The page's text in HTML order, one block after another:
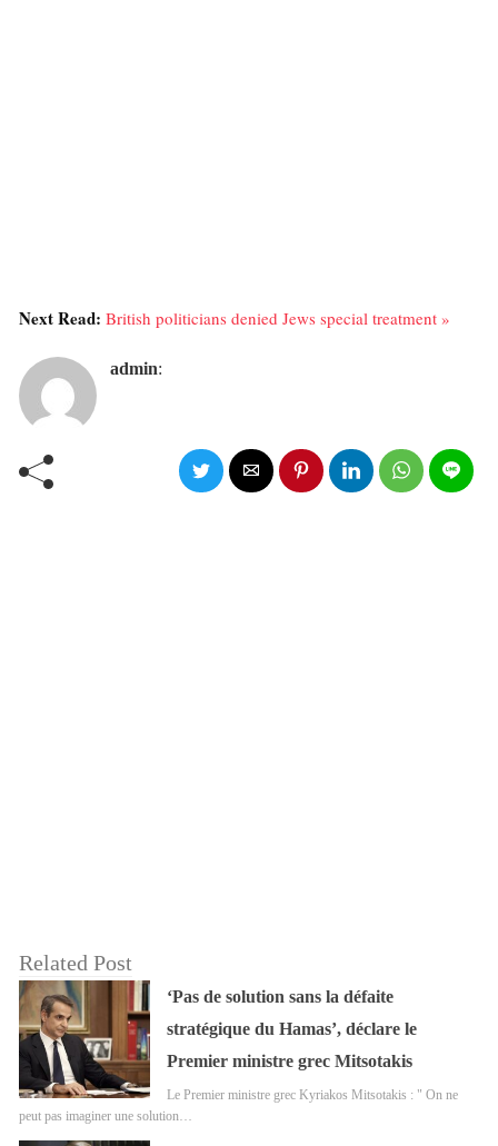
Next Read: British politicians denied Jews special treatment »
admin:
Related Post
‘Pas de solution sans la défaite
stratégique du Hamas’, déclare le
Premier ministre grec Mitsotakis
Le Premier ministre grec Kyriakos Mitsotakis : " On ne
peut pas imaginer une solution…